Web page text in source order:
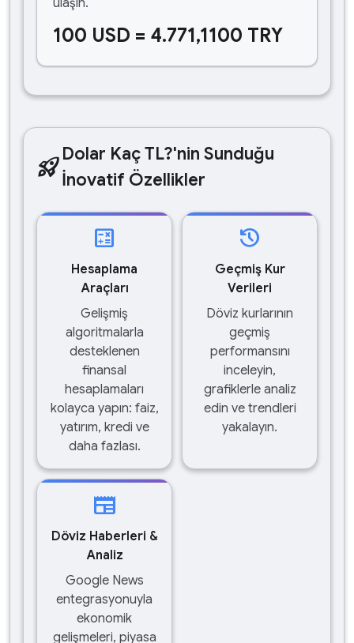
ulaşın.
100 USD = 4.771,1100 TRY
rocket_launchDolar Kaç TL?'nin Sunduğu
İnovatif Özellikler
calculate
Hesaplama
Araçları
Gelişmiş
algoritmalarla
desteklenen
finansal
hesaplamaları
kolayca yapın: faiz,
yatırım, kredi ve
daha fazlası.
history
Geçmiş Kur
Verileri
Döviz kurlarının
geçmiş
performansını
inceleyin,
grafiklerle analiz
edin ve trendleri
yakalayın.
newspaper
Döviz Haberleri &
Analiz
Google News
entegrasyonuyla
ekonomik
gelişmeleri, piyasa